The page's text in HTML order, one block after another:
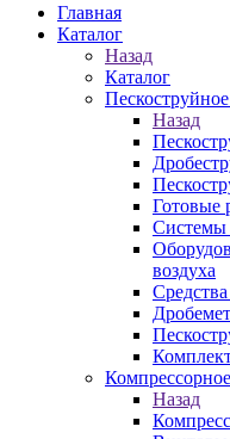
Главная
Каталог
Назад
Каталог
Назад
Готовые
Системы
воздуха
Назад